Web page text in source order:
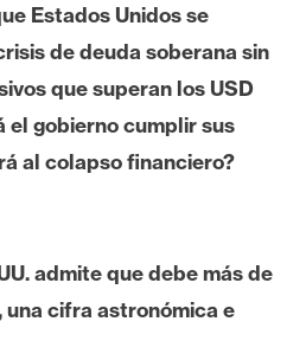
Estados Unidos se
de deuda soberana sin
que superan los USD
el gobierno cumplir sus
al colapso financiero?
admite que debe más de
una cifra astronómica e